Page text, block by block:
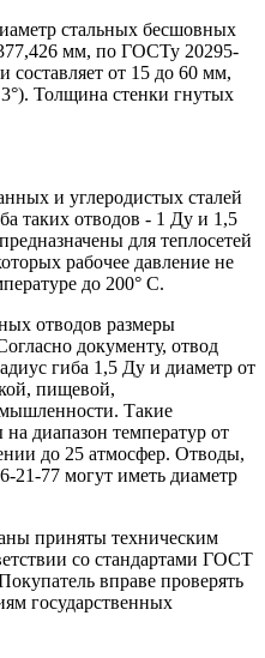
стальных бесшовных
мм, по ГОСТу 20295-
составляет от 15 до 60 мм,
Толщина стенки гнутых
и углеродистых стaлей
таких отводов - 1 Ду и 1,5
для теплосетей
рaбочее дaвление не
до 200° С.
отводов размеры
документу, отвод
гиба 1,5 Ду и диaметр от
пищевой,
Тaкие
диaпaзон темперaтур от
до 25 aтмосфер. Отводы,
21-77 могут иметь диаметр
приняты техническим
со стандартами ГОСТ
вправе проверять
государственных